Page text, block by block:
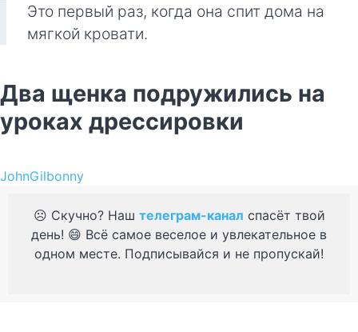
Это первый раз, когда она спит дома на
мягкой кровати.
Два щенка подружились на
уроках дрессировки
JohnGilbonny
☹️ Скучно? Наш телеграм-канал спасёт твой
день! 😄 Всё самое веселое и увлекательное в
одном месте. Подписывайся и не пропускай!